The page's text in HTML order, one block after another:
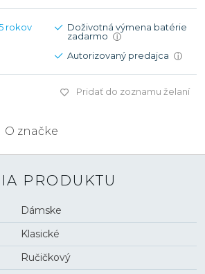
rokov
Doživotná výmena batérie
zadarmo
i
Autorizovaný predajca i
Pridať do zoznamu želaní
O značke
PRODUKTU
Dámske
Klasické
Ručičkový